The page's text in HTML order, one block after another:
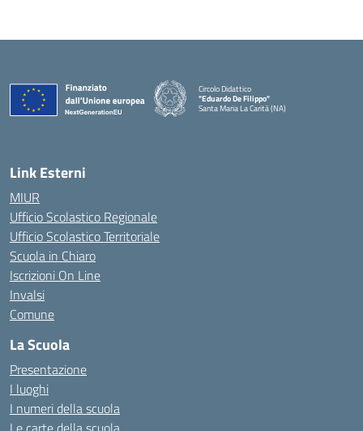
Circolo Didattico
"Eduardo De Filippo"
Santa Maria La Carità (NA)
Link Esterni
MIUR
Ufficio Scolastico Regionale
Ufficio Scolastico Territoriale
Scuola in Chiaro
Iscrizioni On Line
Invalsi
Comune
La Scuola
Presentazione
I luoghi
I numeri della scuola